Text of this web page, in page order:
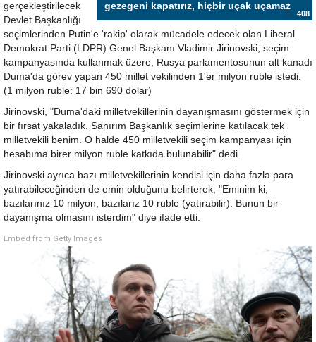
gezegeni kapatırız, hiçbir uçak uçamaz
408
gerçekleştirilecek
Devlet Başkanlığı
seçimlerinden Putin'e 'rakip' olarak mücadele edecek olan Liberal
Demokrat Parti (LDPR) Genel Başkanı Vladimir Jirinovski, seçim
kampanyasında kullanmak üzere, Rusya parlamentosunun alt kanadı
Duma'da görev yapan 450 millet vekilinden 1'er milyon ruble istedi.
(1 milyon ruble: 17 bin 690 dolar)
Jirinovski, "Duma'daki milletvekillerinin dayanışmasını göstermek için
bir fırsat yakaladık. Sanırım Başkanlık seçimlerine katılacak tek
milletvekili benim. O halde 450 milletvekili seçim kampanyası için
hesabıma birer milyon ruble katkıda bulunabilir" dedi.
Jirinovski ayrıca bazı milletvekillerinin kendisi için daha fazla para
yatırabileceğinden de emin olduğunu belirterek, "Eminim ki,
bazılarınız 10 milyon, bazılarız 10 ruble (yatırabilir). Bunun bir
dayanışma olmasını isterdim" diye ifade etti.
Embed from Getty Images